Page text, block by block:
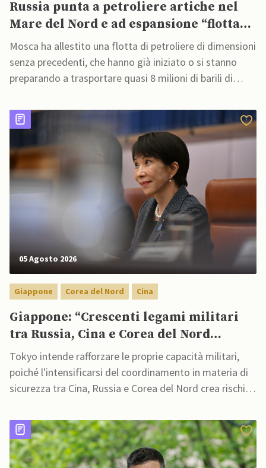
Russia punta a petroliere artiche nel
Mare del Nord e ad espansione “flotta
ombra” per aggirare sanzioni
occidentali
Mosca ha allestito una flotta di petroliere di dimensioni
senza precedenti, che hanno già iniziato o si stanno
preparando a trasportare quasi 8 milioni di barili di
Nord
05 Agosto 2026
Giappone Corea del Nord Cina
Giappone: “Crescenti legami militari
tra Russia, Cina e Corea del Nord
minacciano sicurezza regionale”
Tokyo intende rafforzare le proprie capacità militari,
poiché l'intensificarsi del coordinamento in materia di
sicurezza tra Cina, Russia e Corea del Nord crea rischi